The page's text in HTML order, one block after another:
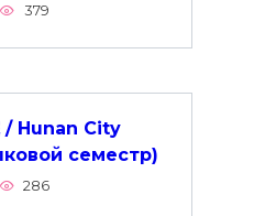
379
/ Hunan City
семестр)
286